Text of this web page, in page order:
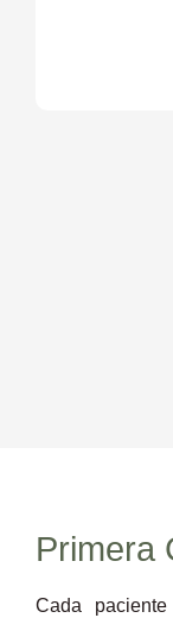
Primera
Cada